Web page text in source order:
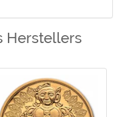
Herstellers